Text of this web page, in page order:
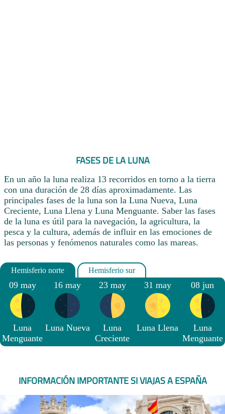
FASES DE LA LUNA
En un año la luna realiza 13 recorridos en torno a la tierra
con una duración de 28 días aproximadamente. Las
principales fases de la luna son la Luna Nueva, Luna
Creciente, Luna Llena y Luna Menguante. Saber las fases
de la luna es útil para la navegación, la agricultura, la
pesca y la cultura, además de influir en las emociones de
las personas y fenómenos naturales como las mareas.
09 may
Luna
Menguante
16 may
Luna Nueva
23 may
Luna
Creciente
31 may
Luna Llena
08 jun
Luna
Menguante
INFORMACIÓN IMPORTANTE SI VIAJAS A ESPAÑA